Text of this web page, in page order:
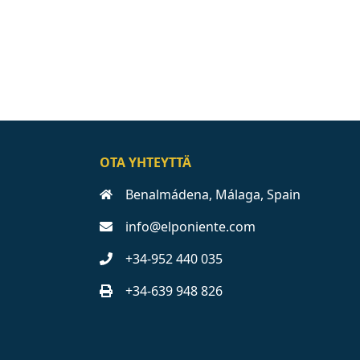
OTA YHTEYTTÄ
Benalmádena, Málaga, Spain
info@elponiente.com
+34-952 440 035
+34-639 948 826